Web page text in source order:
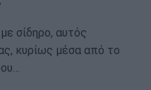
σίδηρο, αυτός
κυρίως μέσα από το